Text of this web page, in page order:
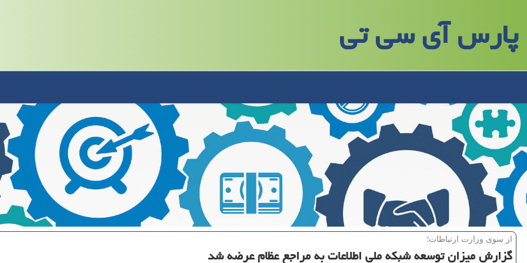
پارس آی سی تی
از سوی وزارت ارتباطات؛
گزارش میزان توسعه شبكه ملی اطلاعات به مراجع عظام عرضه شد